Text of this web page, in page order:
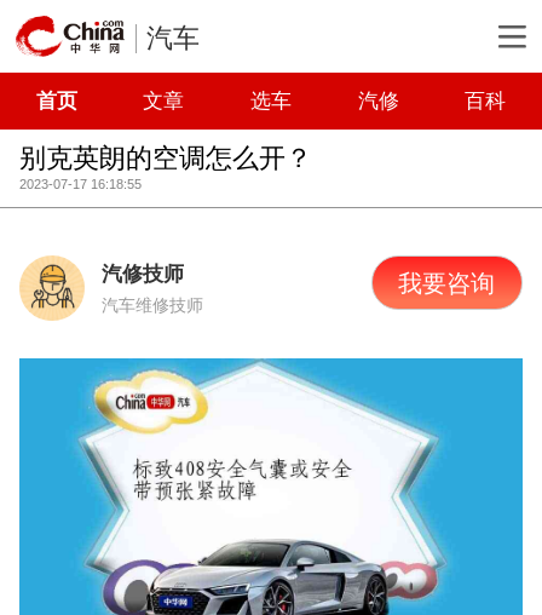
汽车
首页 文章 选车 汽修 百科
别克英朗的空调怎么开？
2023-07-17 16:18:55
汽修技师
汽车维修技师
我要咨询